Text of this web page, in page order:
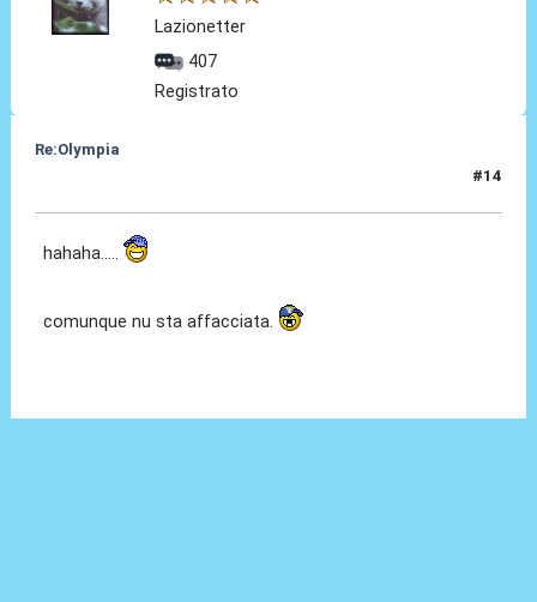
Lazionetter
407
Registrato
Re:Olympia
#14
hahaha.....
comunque nu sta affacciata.